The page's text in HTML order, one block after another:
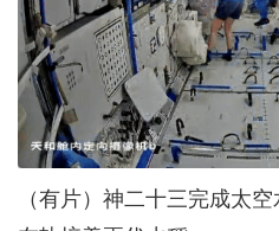
（有片）神二十三完成太